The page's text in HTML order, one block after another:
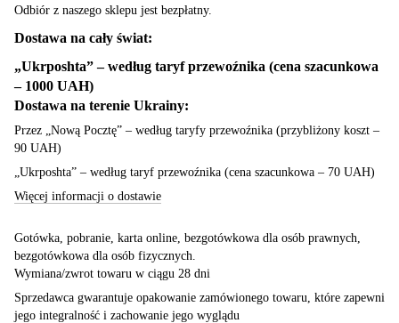
Odbiór z naszego sklepu jest bezpłatny.
Dostawa na cały świat:
„Ukrposhta” – według taryf przewoźnika (cena szacunkowa
– 1000 UAH)
Dostawa na terenie Ukrainy:
Przez „Nową Pocztę” – według taryfy przewoźnika (przybliżony koszt –
90 UAH)
„Ukrposhta” – według taryf przewoźnika (cena szacunkowa – 70 UAH)
Więcej informacji o dostawie
Gotówka, pobranie, karta online, bezgotówkowa dla osób prawnych,
bezgotówkowa dla osób fizycznych.
Wymiana/zwrot towaru w ciągu 28 dni
Sprzedawca gwarantuje opakowanie zamówionego towaru, które zapewni
jego integralność i zachowanie jego wyglądu